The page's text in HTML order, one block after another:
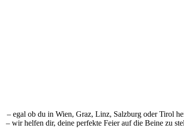
– egal ob du in Wien, Graz, Linz, Salzburg oder Tirol
– wir helfen dir, deine perfekte Feier auf die Beine zu